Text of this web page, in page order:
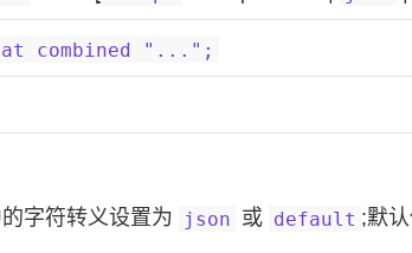
combined "...";
字符转义设置为 json 或 default ;默